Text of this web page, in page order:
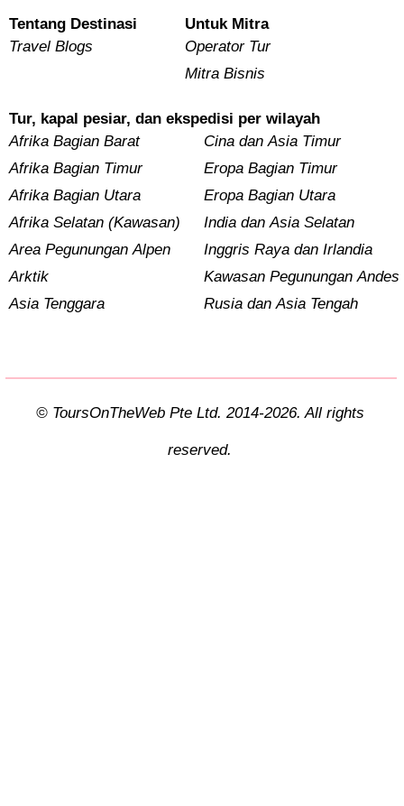
Tentang Destinasi
Travel Blogs
Untuk Mitra
Operator Tur
Mitra Bisnis
Tur, kapal pesiar, dan ekspedisi per wilayah
Afrika Bagian Barat
Afrika Bagian Timur
Afrika Bagian Utara
Afrika Selatan (Kawasan)
Area Pegunungan Alpen
Arktik
Asia Tenggara
Cina dan Asia Timur
Eropa Bagian Timur
Eropa Bagian Utara
India dan Asia Selatan
Inggris Raya dan Irlandia
Kawasan Pegunungan Andes
Rusia dan Asia Tengah
© ToursOnTheWeb Pte Ltd. 2014-2026. All rights
reserved.